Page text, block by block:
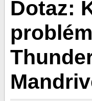
Dotaz: